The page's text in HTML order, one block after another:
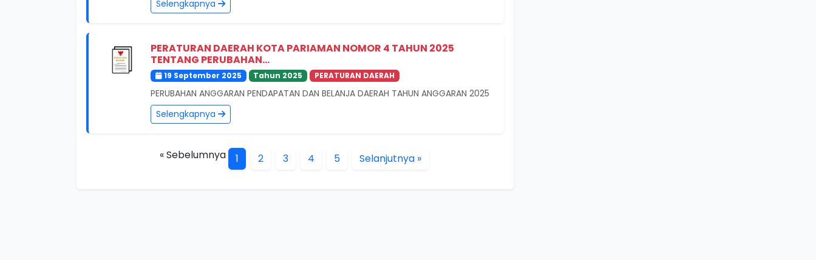
Selengkapnya
PERATURAN DAERAH KOTA PARIAMAN NOMOR 4 TAHUN 2025
TENTANG PERUBAHAN...
19 September 2025 Tahun 2025 PERATURAN DAERAH
PERUBAHAN ANGGARAN PENDAPATAN DAN BELANJA DAERAH TAHUN ANGGARAN 2025
Selengkapnya
« Sebelumnya 1 2 3 4 5 Selanjutnya »